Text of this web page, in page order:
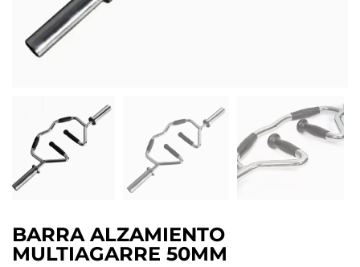
BARRA ALZAMIENTO
MULTIAGARRE 50MM